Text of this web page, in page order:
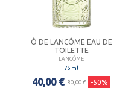
Ô DE LANCÔME EAU DE
TOILETTE
LANCÔME
75 ml
40,00 € 80,00 € -50%